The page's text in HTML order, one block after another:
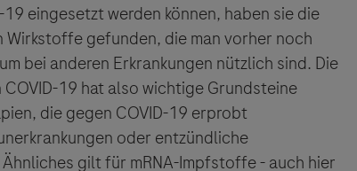
eingesetzt werden können, haben sie die
gefunden, die man vorher noch
bei anderen Erkrankungen nützlich sind. Die
19 hat also wichtige Grundsteine
die gegen COVID-19 erprobt
oder entzündliche
gilt für mRNA-Impfstoffe - auch hier